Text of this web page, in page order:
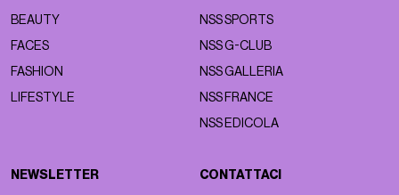
BEAUTY
FACES
FASHION
LIFESTYLE
NSS SPORTS
NSS G-CLUB
NSS GALLERIA
NSS FRANCE
NSS EDICOLA
NEWSLETTER CONTATTACI